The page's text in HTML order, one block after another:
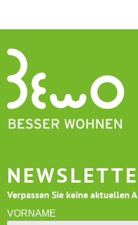
Verpassen Sie keine aktuellen
VORNAME